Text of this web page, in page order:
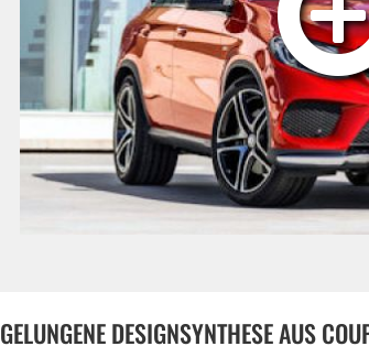
GELUNGENE DESIGNSYNTHESE AUS